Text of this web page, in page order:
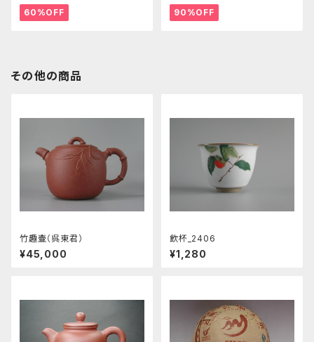
60%OFF 90%OFF
その他の商品
竹趣壷（呉東君）
¥45,000
飲杯_2406
¥1,280